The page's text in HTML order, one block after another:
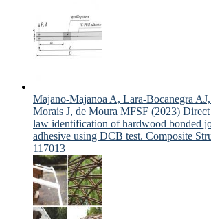
Majano-Majanoa A, Lara-Bocanegra
Morais J, de Moura MFSF (2023) Direct
law identification of hardwood bonded
adhesive using DCB test. Composite
117013